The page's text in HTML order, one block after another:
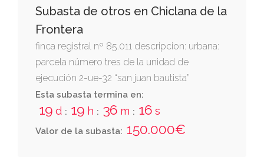
Subasta de otros en Chiclana de la
Frontera
finca registral nº 85.011 descripcion: urbana:
parcela número tres de la unidad de
ejecución 2-ue-32 “san juan bautista”
Esta subasta termina en:
19 d : 19 h : 36 m : 16 s
Valor de la subasta: 150.000€